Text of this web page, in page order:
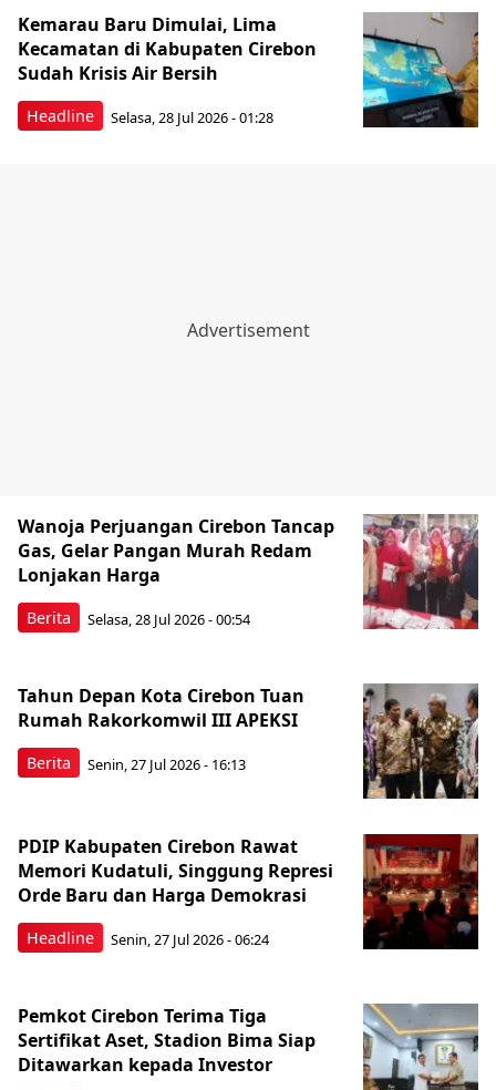
Headline
Kemarau Baru Dimulai, Lima
Kecamatan di Kabupaten Cirebon
Sudah Krisis Air Bersih
Selasa, 28 Jul 2026 - 01:28
Berita
Wanoja Perjuangan Cirebon Tancap
Gas, Gelar Pangan Murah Redam
Lonjakan Harga
Selasa, 28 Jul 2026 - 00:54
Berita
Tahun Depan Kota Cirebon Tuan
Rumah Rakorkomwil III APEKSI
Senin, 27 Jul 2026 - 16:13
Headline
PDIP Kabupaten Cirebon Rawat
Memori Kudatuli, Singgung Represi
Orde Baru dan Harga Demokrasi
Senin, 27 Jul 2026 - 06:24
Pemkot Cirebon Terima Tiga
Sertifikat Aset, Stadion Bima Siap
Ditawarkan kepada Investor